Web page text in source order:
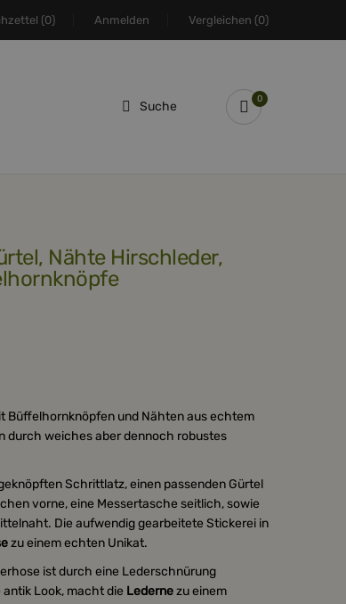
(0) Anmelden Vergleichen (0)
Suche 0
Büffelhornknöpfen und Nähten aus echtem
durch weiches aber dennoch robustes
Schrittlatz, einen passenden Gürtel
vorne, eine Messertasche seitlich, sowie
Die aufwendig gearbeitete Stickerei in
zu einem echten Unikat.
ist durch eine Lederschnürung
Look, macht die Ledernezu einem